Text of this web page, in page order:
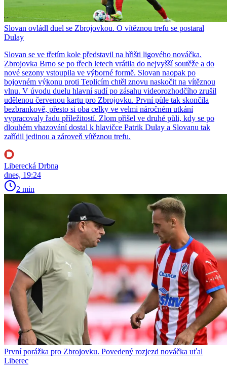
Slovan ovládl duel se Zbrojovkou. O vítěznou trefu se postaral
Dulay
Slovan se ve třetím kole představil na hřišti ligového nováčka.
Zbrojovka Brno se po třech letech vrátila do nejvyšší soutěže a do
nové sezony vstoupila ve výborné formě. Slovan naopak po
bojovném výkonu proti Teplicím chtěl znovu naskočit na vítěznou
vlnu. V úvodu duelu hlavní sudí po zásahu videorozhodčího zrušil
udělenou červenou kartu pro Zbrojovku. První půle tak skončila
bezbrankově, přesto si oba celky ve velmi náročném utkání
vypracovaly řadu příležitostí. Zlom přišel ve druhé půli, kdy se po
dlouhém vhazování dostal k hlavičce Patrik Dulay a Slovanu tak
zařídil jedinou a zároveň vítěznou trefu.
Liberecká Drbna
dnes, 19:24
2 min
První porážka pro Zbrojovku. Povedený rozjezd nováčka uťal
Liberec